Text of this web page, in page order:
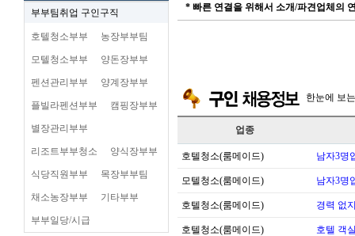
부부팀취업 구인구직
호텔청소부부 농장부부팀
모텔청소부부 양돈장부부
펜션관리부부 양계장부부
플빌라펜션부부 캠핑장부부
별장관리부부
리조트부부청소 양식장부부
식당직원부부 목장부부팀
채소농장부부 기타부부
부부일당/시급
* 빠른 연결을 위해서 소개/파견업체의
한눈에 보
업종
호텔청소(룸메이드) 남자3명
모텔청소(룸메이드) 남자3명
호텔청소(룸메이드) 경력 없
호텔청소(룸메이드) 호텔 객